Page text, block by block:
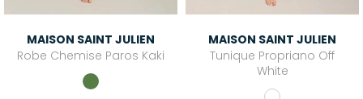
MAISON SAINT JULIEN
Robe Chemise Paros Kaki
MAISON SAINT JULIEN
Tunique Propriano Off
White